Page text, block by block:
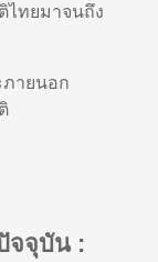
ไทยมาจนถึง
ภายนอก
จจุบัน :